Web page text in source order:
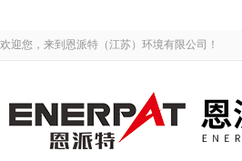
欢迎您，来到恩派特（江苏）环境有限公司！